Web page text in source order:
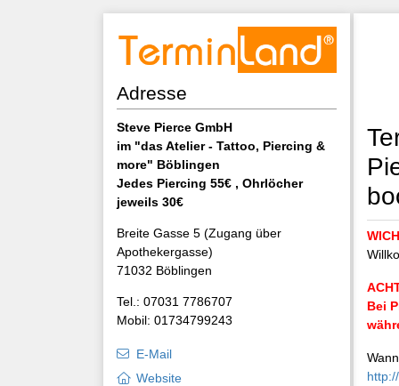
Bei
Adresse
Steve Pierce GmbH
im "das Atelier - Tattoo, Piercing &
more" Böblingen
Jedes Piercing 55€ , Ohrlöcher
jeweils 30€
Breite Gasse 5 (Zugang über
Apothekergasse)
71032 Böblingen
Tel.: 07031 7786707
Mobil: 01734799243
E-Mail
Website